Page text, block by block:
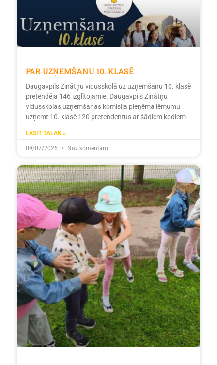
PAR UZŅEMŠANU 10. KLASĒ
Daugavpils Zinātņu vidusskolā uz uzņemšanu 10. klasē
pretendēja 146 izglītojamie. Daugavpils Zinātņu
vidusskolas uzņemšanas komisija pieņēma lēmumu
uzņemt 10. klasē 120 pretendentus ar šādiem kodiem:
LASĪT TĀLĀK »
09/07/2026 Nav komentāru